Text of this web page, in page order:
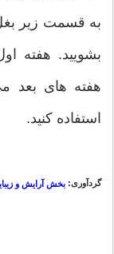
به قسمت زیر
بشویید. هفته
استفاده کنید.
گردآوری: بخش آرایش و